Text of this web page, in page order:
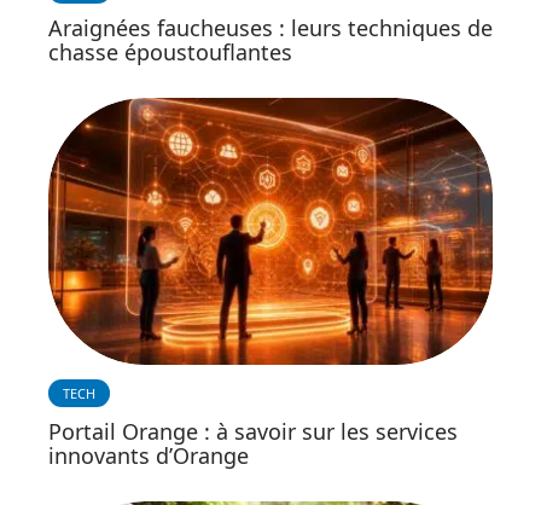
Araignées faucheuses : leurs techniques de
chasse époustouflantes
TECH
Portail Orange : à savoir sur les services
innovants d’Orange